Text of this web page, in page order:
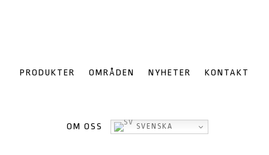
PRODUKTER OMRÅDEN NYHETER KONTAKT
OM OSS SVENSKA